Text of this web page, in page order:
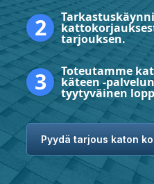
tarjouksen.
Toteutamme
käteen -
tyytyväinen
Pyydä tarjous katon